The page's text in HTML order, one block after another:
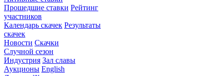
Прошедшие ставки Рейтинг
участников
Календарь скачек Результаты
скачек
Новости Скачки
Случной сезон
Индустрия Зал славы
Аукционы English